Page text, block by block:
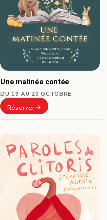
Une matinée contée
DU 19 AU 20 OCTOBRE
Réserver